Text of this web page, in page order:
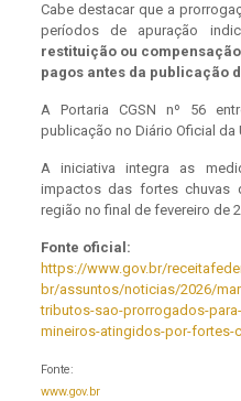
Cabe destacar que a
períodos de apuração
restituição ou
pagos antes da publicação
A Portaria CGSN nº 56
publicação no Diário Oficial da
A iniciativa integra as
impactos das fortes chuvas
região no final de fevereiro de
Fonte oficial:
https://www.gov.br/
br/assuntos/noticias/2026/
tributos-sao-prorrogados-
mineiros-atingidos-por-fortes-
Fonte:
www.gov.br